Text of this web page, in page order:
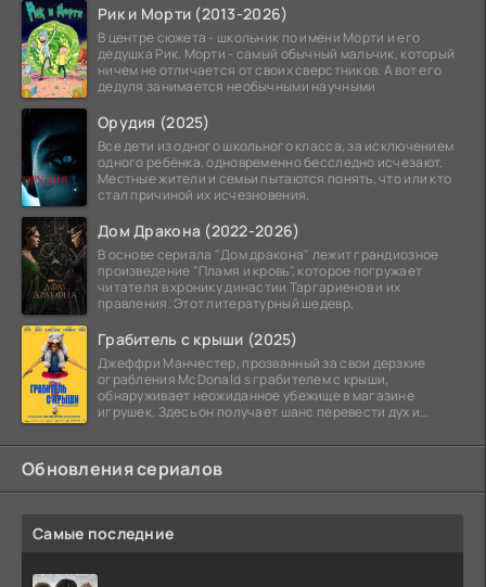
Рик и Морти (2013-2026)
В центре сюжета - школьник по имени Морти и его
дедушка Рик. Морти - самый обычный мальчик, который
ничем не отличается от своих сверстников. А вот его
дедуля занимается необычными научными
Орудия (2025)
Все дети из одного школьного класса, за исключением
одного ребёнка, одновременно бесследно исчезают.
Местные жители и семьи пытаются понять, что или кто
стал причиной их исчезновения.
Дом Дракона (2022-2026)
В основе сериала "Дом дракона" лежит грандиозное
произведение "Пламя и кровь", которое погружает
читателя в хронику династии Таргариенов и их
правления. Этот литературный шедевр,
Грабитель с крыши (2025)
Джеффри Манчестер, прозванный за свои дерзкие
ограбления McDonald s грабителем с крыши,
обнаруживает неожиданное убежище в магазине
игрушек. Здесь он получает шанс перевести дух и
Обновления сериалов
Самые последние